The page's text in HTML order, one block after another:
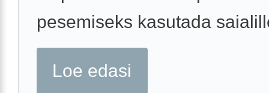
pesemiseks kasutada
Loe edasi